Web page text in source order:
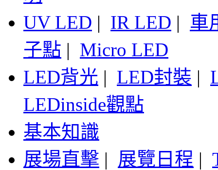
UV LED | IR LED | 車
子點 | Micro LED
LED背光 | LED封裝 |
LEDinside觀點
基本知識
展場直擊 | 展覽日程 |